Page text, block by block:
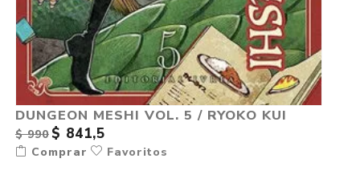
DUNGEON MESHI VOL. 5 / RYOKO KUI
$ 990 $ 841,5
Comprar Favoritos